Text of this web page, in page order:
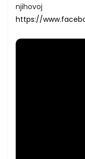
njihovoj
https://